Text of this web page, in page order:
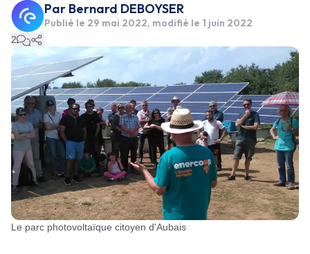
Par Bernard DEBOYSER
Publié le 29 mai 2022, modifié le 1 juin 2022
2
Le parc photovoltaïque citoyen d'Aubais